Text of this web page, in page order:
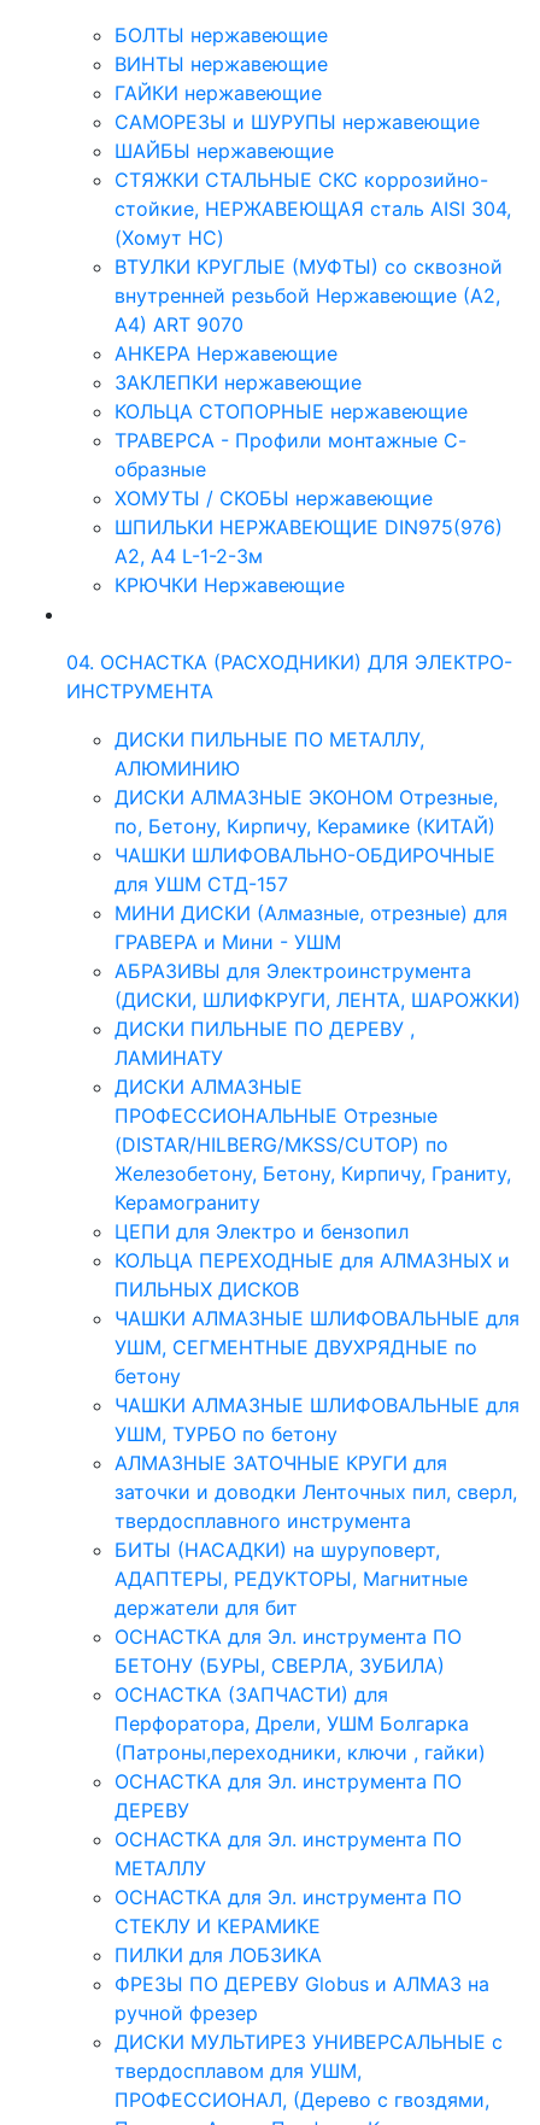
БОЛТЫ нержавеющие
ВИНТЫ нержавеющие
ГАЙКИ нержавеющие
САМОРЕЗЫ и ШУРУПЫ нержавеющие
ШАЙБЫ нержавеющие
СТЯЖКИ СТАЛЬНЫЕ СКС коррозийно-
стойкие, НЕРЖАВЕЮЩАЯ сталь AISI 304,
(Хомут НС)
ВТУЛКИ КРУГЛЫЕ (МУФТЫ) со сквозной
внутренней резьбой Нержавеющие (А2,
А4) ART 9070
АНКЕРА Нержавеющие
ЗАКЛЕПКИ нержавеющие
КОЛЬЦА СТОПОРНЫЕ нержавеющие
ТРАВЕРСА - Профили монтажные С-
образные
ХОМУТЫ / СКОБЫ нержавеющие
ШПИЛЬКИ НЕРЖАВЕЮЩИЕ DIN975(976)
A2, А4 L-1-2-3м
КРЮЧКИ Нержавеющие
04. ОСНАСТКА (РАСХОДНИКИ) ДЛЯ ЭЛЕКТРО-
ИНСТРУМЕНТА
ДИСКИ ПИЛЬНЫЕ ПО МЕТАЛЛУ,
АЛЮМИНИЮ
ДИСКИ АЛМАЗНЫЕ ЭКОНОМ Отрезные,
по, Бетону, Кирпичу, Керамике (КИТАЙ)
ЧАШКИ ШЛИФОВАЛЬНО-ОБДИРОЧНЫЕ
для УШМ СТД-157
МИНИ ДИСКИ (Алмазные, отрезные) для
ГРАВЕРА и Мини - УШМ
АБРАЗИВЫ для Электроинструмента
(ДИСКИ, ШЛИФКРУГИ, ЛЕНТА, ШАРОЖКИ)
ДИСКИ ПИЛЬНЫЕ ПО ДЕРЕВУ ,
ЛАМИНАТУ
ДИСКИ АЛМАЗНЫЕ
ПРОФЕССИОНАЛЬНЫЕ Отрезные
(DISTAR/HILBERG/MKSS/CUTOP) по
Железобетону, Бетону, Кирпичу, Граниту,
Керамограниту
ЦЕПИ для Электро и бензопил
КОЛЬЦА ПЕРЕХОДНЫЕ для АЛМАЗНЫХ и
ПИЛЬНЫХ ДИСКОВ
ЧАШКИ АЛМАЗНЫЕ ШЛИФОВАЛЬНЫЕ для
УШМ, СЕГМЕНТНЫЕ ДВУХРЯДНЫЕ по
бетону
ЧАШКИ АЛМАЗНЫЕ ШЛИФОВАЛЬНЫЕ для
УШМ, ТУРБО по бетону
АЛМАЗНЫЕ ЗАТОЧНЫЕ КРУГИ для
заточки и доводки Ленточных пил, сверл,
твердосплавного инструмента
БИТЫ (НАСАДКИ) на шуруповерт,
АДАПТЕРЫ, РЕДУКТОРЫ, Магнитные
держатели для бит
ОСНАСТКА для Эл. инструмента ПО
БЕТОНУ (БУРЫ, СВЕРЛА, ЗУБИЛА)
ОСНАСТКА (ЗАПЧАСТИ) для
Перфоратора, Дрели, УШМ Болгарка
(Патроны,переходники, ключи , гайки)
ОСНАСТКА для Эл. инструмента ПО
ДЕРЕВУ
ОСНАСТКА для Эл. инструмента ПО
МЕТАЛЛУ
ОСНАСТКА для Эл. инструмента ПО
СТЕКЛУ И КЕРАМИКЕ
ПИЛКИ для ЛОБЗИКА
ФРЕЗЫ ПО ДЕРЕВУ Globus и АЛМАЗ на
ручной фрезер
ДИСКИ МУЛЬТИРЕЗ УНИВЕРСАЛЬНЫЕ с
твердосплавом для УШМ,
ПРОФЕССИОНАЛ, (Дерево с гвоздями,